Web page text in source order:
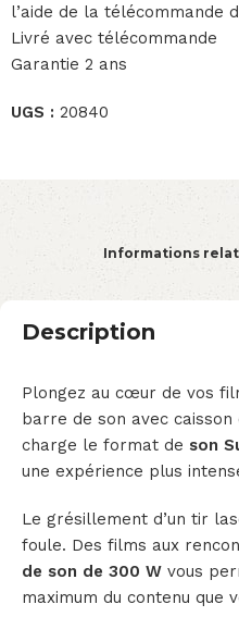
l’aide de la télécommande
Livré avec télécommande
Garantie 2 ans
UGS : 20840
Informations
Description
Plongez au cœur de vos
barre de son avec
charge le format de son
une expérience plus
Le grésillement d’un tir
foule. Des films aux
de son de 300 W vous
maximum du contenu que